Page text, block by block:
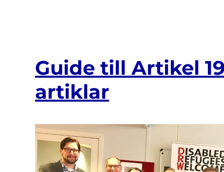
NYHETSBREV
Guide till Artikel
artiklar